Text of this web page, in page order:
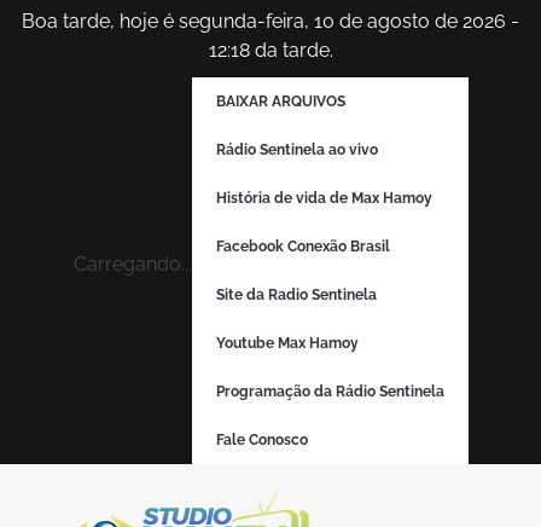
Boa tarde, hoje é segunda-feira, 10 de agosto de 2026 -
12:18 da tarde.
Carregando...
BAIXAR ARQUIVOS
Rádio Sentinela ao vivo
História de vida de Max Hamoy
Facebook Conexão Brasil
Site da Radio Sentinela
Youtube Max Hamoy
Programação da Rádio Sentinela
Fale Conosco